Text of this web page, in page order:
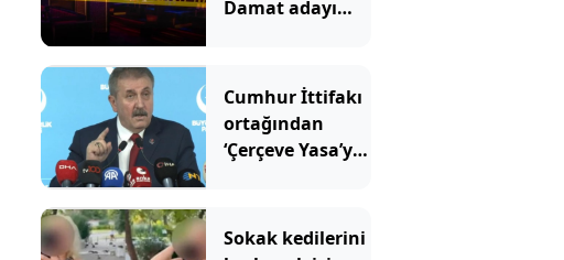
Damat adayı
Cumhur İttifakı
ortağından
‘Çerçeve Yasa’ya
Sokak kedilerini